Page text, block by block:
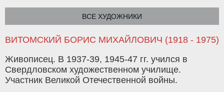
ВСЕ ХУДОЖНИКИ
ВИТОМСКИЙ БОРИС МИХАЙЛОВИЧ (1918 - 1975)
Живописец. В 1937-39, 1945-47 гг. учился в
Свердловском художественном училище.
Участник Великой Отечественной войны.